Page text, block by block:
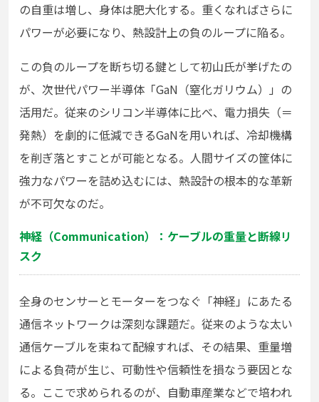
の自重は増し、身体は肥大化する。重くなればさらに
パワーが必要になり、熱設計上の負のループに陥る。
この負のループを断ち切る鍵として初山氏が挙げたの
が、次世代パワー半導体「GaN（窒化ガリウム）」の
活用だ。従来のシリコン半導体に比べ、電力損失（＝
発熱）を劇的に低減できるGaNを用いれば、冷却機構
を削ぎ落とすことが可能となる。人間サイズの筐体に
強力なパワーを詰め込むには、熱設計の根本的な革新
が不可欠なのだ。
神経（Communication）：ケーブルの重量と断線リ
スク
全身のセンサーとモーターをつなぐ「神経」にあたる
通信ネットワークは深刻な課題だ。従来のような太い
通信ケーブルを束ねて配線すれば、その結果、重量増
による負荷が生じ、可動性や信頼性を損なう要因とな
る。ここで求められるのが、自動車産業などで培われ